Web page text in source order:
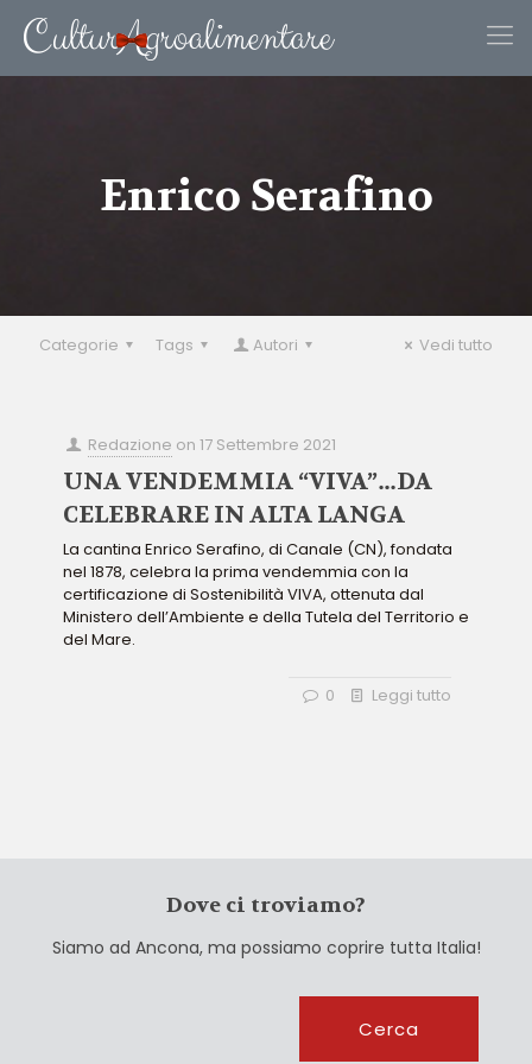
Enrico Serafino
Categorie Tags Autori Vedi tutto
Redazione on17 Settembre 2021
UNA VENDEMMIA “VIVA”…DA
CELEBRARE IN ALTA LANGA
La cantina Enrico Serafino, di Canale (CN), fondata
nel 1878, celebra la prima vendemmia con la
certificazione di Sostenibilità VIVA, ottenuta dal
Ministero dell’Ambiente e della Tutela del Territorio e
del Mare.
0 Leggi tutto
Dove ci troviamo?
Siamo ad Ancona, ma possiamo coprire tutta Italia!
Cerca